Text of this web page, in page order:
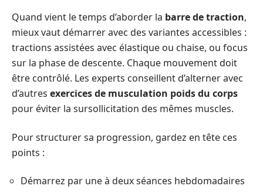
Quand vient le temps d’aborder la barre de traction,
mieux vaut démarrer avec des variantes accessibles :
tractions assistées avec élastique ou chaise, ou focus
sur la phase de descente. Chaque mouvement doit
être contrôlé. Les experts conseillent d’alterner avec
d’autres exercices de musculation poids du corps
pour éviter la sursollicitation des mêmes muscles.
Pour structurer sa progression, gardez en tête ces
points :
Démarrez par une à deux séances hebdomadaires